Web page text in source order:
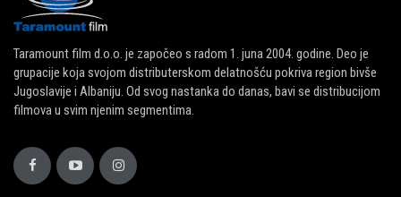
Taramount film d.o.o. je započeo s radom 1. juna 2004. godine. Deo je
grupacije koja svojom distributerskom delatnošću pokriva region bivše
Jugoslavije i Albaniju. Od svog nastanka do danas, bavi se distribucijom
filmova u svim njenim segmentima.